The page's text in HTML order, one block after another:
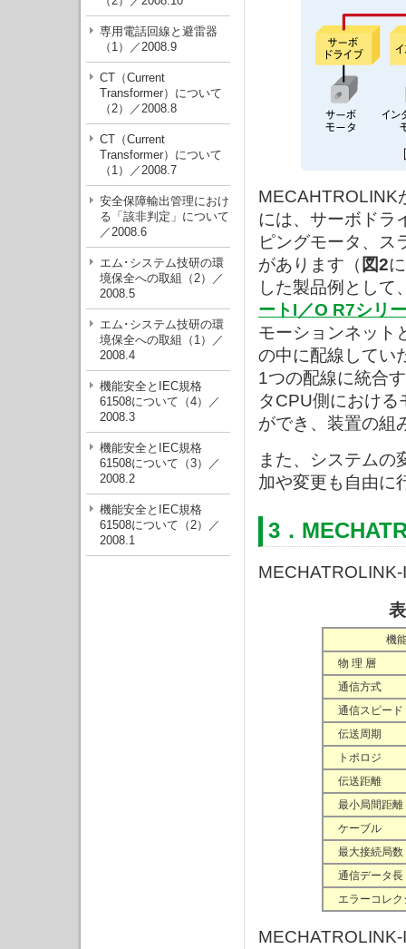
専用電話回線と避雷器
（1）／2008.9
CT（Current
Transformer）について
（2）／2008.8
CT（Current
Transformer）について
（1）／2008.7
安全保障輸出管理におけ
る「該非判定」について
／2008.6
エム･システム技研の環
境保全への取組（2）／
2008.5
エム･システム技研の環
境保全への取組（1）／
2008.4
機能安全とIEC規格
61508について（4）／
2008.3
機能安全とIEC規格
61508について（3）／
2008.2
機能安全とIEC規格
61508について（2）／
2008.1
MECAHTROLINK
には、サーボドラ
ピングモータ、ス
があります（ 図2
した製品例として
ートI／O R7シリ
モーションネット
の中に配線してい
1つの配線に統合
タCPU側における
ができ、装置の組
また、システムの
加や変更も自由に
3．
機
物 理 層
通信方式
通信スピード
伝送周期
トポロジ
伝送距離
最小局間距離
ケーブル
最大接続局数
通信データ長
エラーコレク